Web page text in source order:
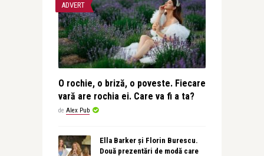
ADVERT
O rochie, o briză, o poveste. Fiecare
vară are rochia ei. Care va fi a ta?
de Alex Pub
Ella Barker și Florin Burescu.
Două prezentări de modă care